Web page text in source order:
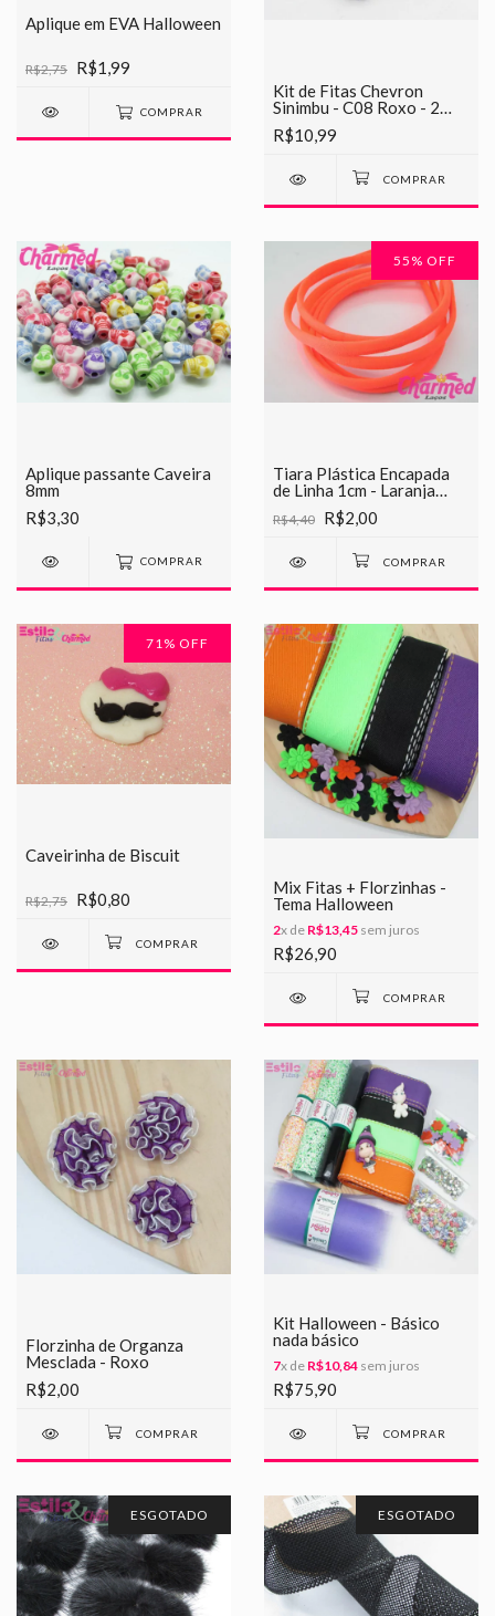
Aplique em EVA Halloween
R$2,75 R$1,99
COMPRAR
Kit de Fitas Chevron
Sinimbu - C08 Roxo - 2
METROS DE CADA
R$10,99
Aplique passante Caveira
8mm
R$3,30
COMPRAR
55 % OFF
Tiara Plástica Encapada
de Linha 1cm - Laranja
R$4,40 R$2,00
71 % OFF
Caveirinha de Biscuit
R$2,75 R$0,80
Mix Fitas + Florzinhas -
Tema Halloween
2x de R$13,45 sem juros
R$26,90
Florzinha de Organza
Mesclada - Roxo
R$2,00
Kit Halloween - Básico
nada básico
7x de R$10,84 sem juros
R$75,90
ESGOTADO ESGOTADO